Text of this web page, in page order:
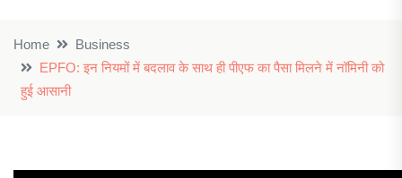
Home
Business
EPFO: इन नियमों में बदलाव के साथ ही पीएफ का पैसा मिलने में नॉमिनी को
हुई आसानी